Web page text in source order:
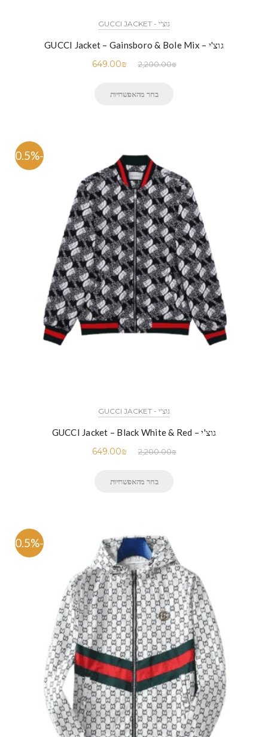
גוצ'י - GUCCI JACKET
גוצ'י – GUCCI Jacket – Gainsboro & Bole Mix
2,200.00₪
649.00₪
בחר מהאפשרויות
-70.5%
גוצ'י - GUCCI JACKET
גוצ'י – GUCCI Jacket – Black White & Red
2,200.00₪
649.00₪
בחר מהאפשרויות
-70.5%